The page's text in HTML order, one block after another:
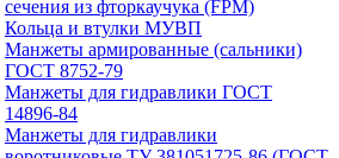
сечения из фторкаучука (FPM)
Кольца и втулки МУВП
Манжеты армированные (сальники)
ГОСТ 8752-79
Манжеты для гидравлики ГОСТ
14896-84
Манжеты для гидравлики